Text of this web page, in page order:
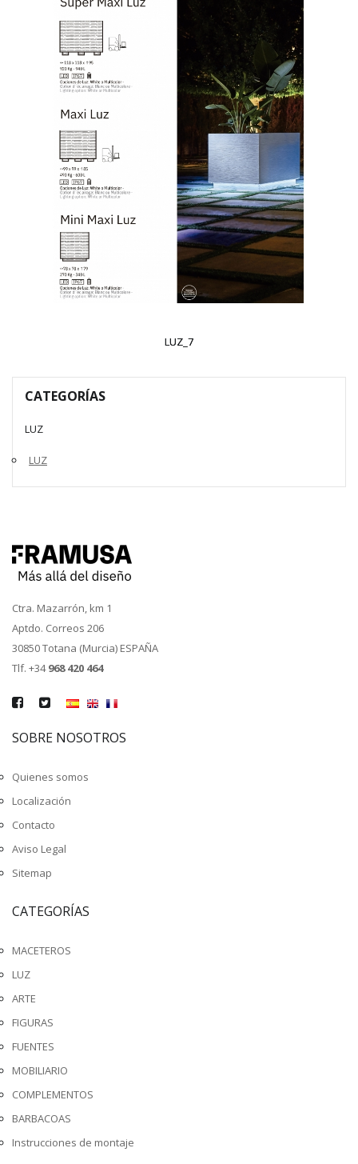
LUZ_7
CATEGORÍAS
LUZ
LUZ
Ctra. Mazarrón, km 1
Aptdo. Correos 206
30850 Totana (Murcia) ESPAÑA
Tlf. +34968 420 464
SOBRE NOSOTROS
Quienes somos
Localización
Contacto
Aviso Legal
Sitemap
CATEGORÍAS
MACETEROS
LUZ
ARTE
FIGURAS
FUENTES
MOBILIARIO
COMPLEMENTOS
BARBACOAS
Instrucciones de montaje